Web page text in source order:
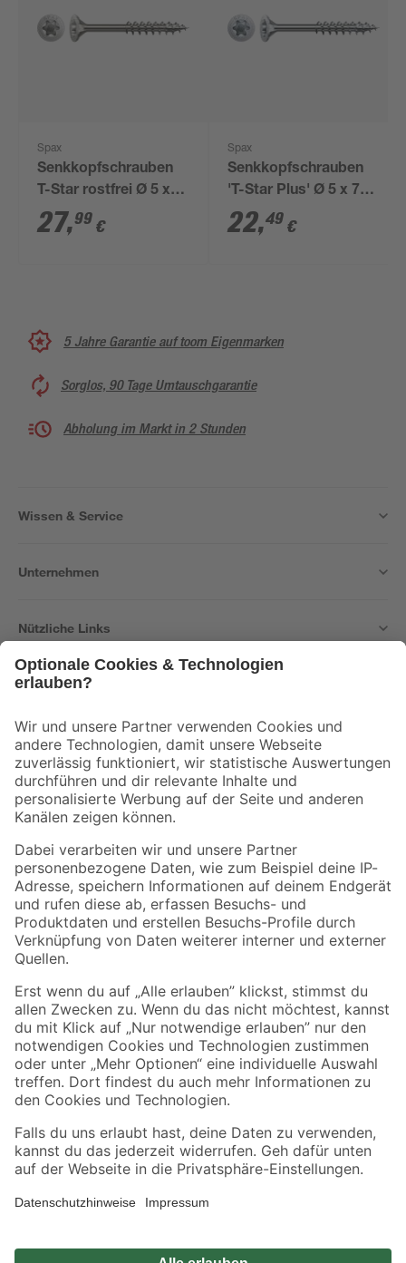
Spax
Senkkopfschrauben
T-Star rostfrei Ø 5 x
80 mm 80 Stück
27,99 €
Spax
Senkkopfschrauben
'T-Star Plus' Ø 5 x 70
mm 200 Stück
22,49 €
5 Jahre Garantie auf toom Eigenmarken
Sorglos, 90 Tage Umtauschgarantie
Abholung im Markt in 2 Stunden
Wissen & Service
Unternehmen
Nützliche Links
Der toom Newsletter: Keine Angebote und Aktionen mehr verpassen!
Zur Newsletter Anmeldung
Folge uns
Zahlungsarten Versandarten
Sicher einkaufen
Jetzt die toom-App herunterladen
Alle Preisangaben in EUR inkl. gesetzl. MwSt.. Die dargestellten Angebote sind unter
Umständen nicht in allen Märkten verfügbar. Die angegebenen Verfügbarkeiten beziehen
Produkte nur solange der Vorrat reicht.
*Paketversand ab 59 € versandkostenfrei, gilt nicht für Artikel mit Speditionsversand, hier
Privatsphäre Impressum